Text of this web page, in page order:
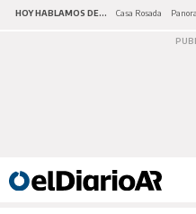
HOY HABLAMOS DE... Casa Rosada